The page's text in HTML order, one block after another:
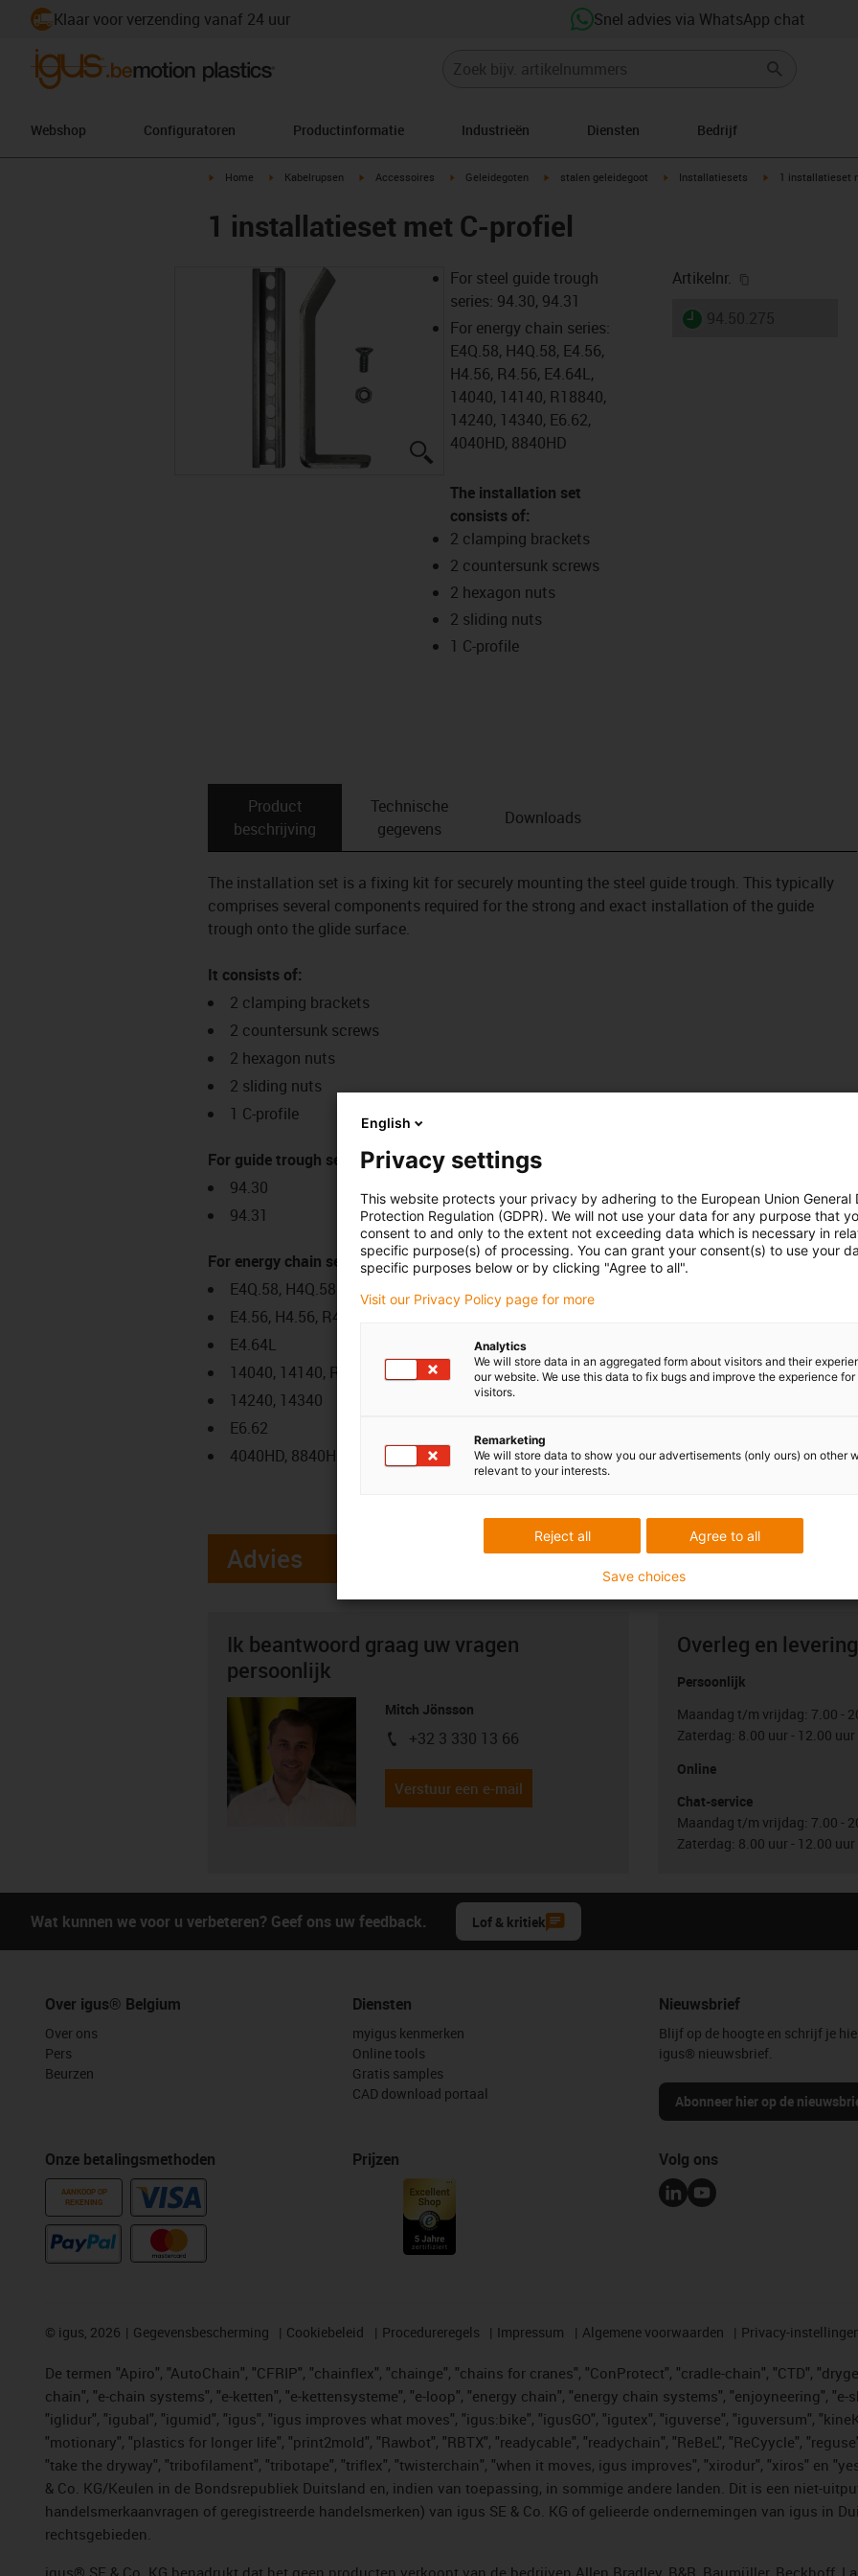
Klaar voor verzending vanaf 24 uur Snel advies via WhatsApp chat
Webshop Configuratoren Productinformatie Industrieën Diensten Bedrijf
igus-icon-arrow-right
Home igus-icon-arrow-right
Kabelrupsen igus-icon-arrow-right
Accessoires igus-icon-arrow-right
Geleidegoten igus-icon-arrow-right
stalen geleidegoot igus-icon-arrow-right
Installatiesets igus-icon-arrow-
1 installatieset
1 installatieset met C-profiel
igus-icon-lupe
For steel guide trough
series: 94.30, 94.31
For energy chain series:
E4Q.58, H4Q.58, E4.56,
H4.56, R4.56, E4.64L,
14040, 14140, R18840,
14240, 14340, E6.62,
4040HD, 8840HD
The installation set
consists of:
2 clamping brackets
2 countersunk screws
2 hexagon nuts
2 sliding nuts
1 C-profile
Artikelnr.
igus-icon-lieferzeit
Product
beschrijving
Technische
gegevens
Downloads
The installation set is a fixing kit for securely mounting the steel guide trough. This typically
comprises several components required for the strong and exact installation of the guide
trough onto the glide surface.
It consists of:
2 clamping brackets
2 countersunk screws
2 hexagon nuts
2 sliding nuts
1 C-profile
For guide trough series:
94.30
94.31
For energy chain series:
E4Q.58, H4Q.58
E4.56, H4.56, R4.56
E4.64L
14040, 14140, R18840
14240, 14340
E6.62
4040HD, 8840HD
Advies
Ik beantwoord graag uw vragen
persoonlijk
Mitch Jönsson
igus-icon-phone
+32 3 330 13 66
Verstuur een e-mail
Overleg en levering
Persoonlijk
Maandag t/m vrijdag: 7.00 -
Zaterdag: 8.00 uur - 12.00 uur
Online
Chat-service
Maandag t/m vrijdag: 7.00 -
Zaterdag: 8.00 uur - 12.00 uur
Wat kunnen we voor u verbeteren? Geef ons uw feedback. Lof & kritiek
Over igus® Belgium
Over ons
Pers
Beurzen
Onze betalingsmethoden
AANKOOP OP
REKENING
Diensten
myigus kenmerken
Online tools
Gratis samples
CAD download portaal
Prijzen
Nieuwsbrief
Blijf op de hoogte en schrijf je
igus® nieuwsbrief.
Abonneer hier op de
Volg ons
© igus, 2026 Gegevensbescherming Cookiebeleid Procedureregels Impressum Algemene voorwaarden Privacy-
De termen "Apiro", "AutoChain", "CFRIP", "chainflex", "chainge", "chains for cranes", "ConProtect", "cradle-chain", "CTD",
chain", "e-chain systems", "e-ketten", "e-kettensysteme", "e-loop", "energy chain", "energy chain systems", "enjoyneering", "e-
"iglidur", "igubal", "igumid", "igus", "igus improves what moves", "igus:bike", "igusGO", "igutex", "iguverse", "iguversum",
"motionary", "plastics for longer life", "print2mold", "Rawbot", "RBTX", "readycable", "readychain", "ReBeL", "ReCyycle",
"take the dryway", "tribofilament", "tribotape", "triflex", "twisterchain", "when it moves, igus improves", "xirodur", "xiros" en
& Co. KG/Keulen in de Bondsrepubliek Duitsland en, indien van toepassing, in sommige andere landen. Dit is een niet-
handelsmerkaanvragen of geregistreerde handelsmerken) van igus SE & Co. KG of gelieerde ondernemingen van igus in
rechtsgebieden.
igus® SE & Co. KG benadrukt dat het geen producten verkoopt van de bedrijven Allen Bradley, B&R, Baumüller, Beckhoff,
English
Privacy settings
This website protects your privacy by adhering to the European Union General
Protection Regulation (GDPR). We will not use your data for any purpose that
consent to and only to the extent not exceeding data which is necessary in
specific purpose(s) of processing. You can grant your consent(s) to use your
specific purposes below or by clicking "Agree to all".
Visit our Privacy Policy page for more
Analytics
We will store data in an aggregated form about visitors and their
our website. We use this data to fix bugs and improve the experience for
visitors.
Remarketing
We will store data to show you our advertisements (only ours) on other
relevant to your interests.
Agree to all
Reject all
Save choices